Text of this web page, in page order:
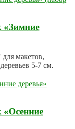
«Зимние
макетов,
5-7 см.
«Осенние